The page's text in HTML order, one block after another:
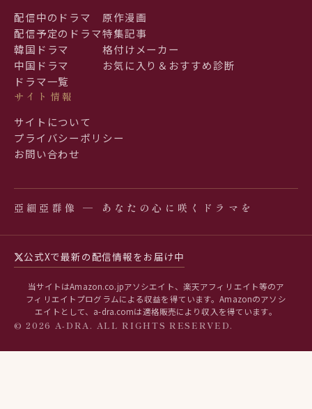
配信中のドラマ
配信予定のドラマ
韓国ドラマ
中国ドラマ
ドラマ一覧
原作漫画
特集記事
格付けメーカー
お気に入り＆おすすめ診断
サイト情報
サイトについて
プライバシーポリシー
お問い合わせ
亞細亞群像 ─ あなたの心に咲くドラマを
公式Xで最新の配信情報をお届け中
当サイトはAmazon.co.jpアソシエイト、楽天アフィリエイト等のア
フィリエイトプログラムによる収益を得ています。Amazonのアソシ
エイトとして、a-dra.comは適格販売により収入を得ています。
© 2026 A-DRA. ALL RIGHTS RESERVED.